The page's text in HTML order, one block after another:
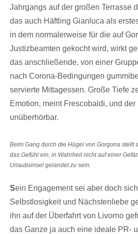
Jahrgangs auf der großen Terrasse
das auch Häftling Gianluca als
in dem normalerweise für die auf
Justizbeamten gekocht wird, wirkt
das anschließende, von einer
nach Corona-Bedingungen
servierte Mittagessen. Große Tiefe
Emotion, meint Frescobaldi, und der
unüberhörbar.
Beim Gang durch die Hügel von Gorgona stellt
das Gefühl ein, in Wahrheit nicht auf einer
Urlaubsinsel gelandet zu sein.
Sein Engagement sei aber doch
Selbstlosigkeit und Nächstenliebe
ihn auf der Überfahrt von Livorno
das Ganze ja auch eine ideale PR-